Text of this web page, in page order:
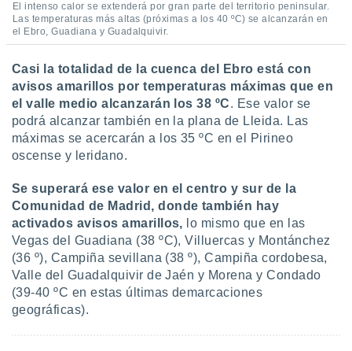
El intenso calor se extenderá por gran parte del territorio peninsular.
Las temperaturas más altas (próximas a los 40 ºC) se alcanzarán en
el Ebro, Guadiana y Guadalquivir.
Casi la totalidad de la cuenca del Ebro está con
avisos amarillos por temperaturas máximas que en
el valle medio alcanzarán los 38 ºC. Ese valor se
podrá alcanzar también en la plana de Lleida. Las
máximas se acercarán a los 35 ºC en el Pirineo
oscense y leridano.
Se superará ese valor en el centro y sur de la
Comunidad de Madrid, donde también hay
activados avisos amarillos, lo mismo que en las
Vegas del Guadiana (38 ºC), Villuercas y Montánchez
(36 º), Campiña sevillana (38 º), Campiña cordobesa,
Valle del Guadalquivir de Jaén y Morena y Condado
(39-40 ºC en estas últimas demarcaciones
geográficas).